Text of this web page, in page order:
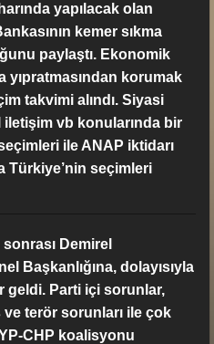
yapılacak olan
kemer sıkma
paylaştı. Ekonomik
yıpratmasından korumak
takvimi alındı. Siyasi
vb konularında bir
ile ANAP iktidarı
Türkiye’nin seçimleri
sonrası Demirel
Başkanlığına, dolayısıyla
geldi. Parti içi sorunlar,
terör sorunları ile çok
CHP koalisyonu